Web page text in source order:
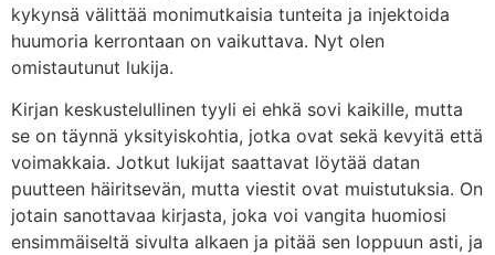
kykynsä välittää monimutkaisia tunteita ja injektoida
huumoria kerrontaan on vaikuttava. Nyt olen
omistautunut lukija.
Kirjan keskustelullinen tyyli ei ehkä sovi kaikille, mutta
se on täynnä yksityiskohtia, jotka ovat sekä kevyitä että
voimakkaia. Jotkut lukijat saattavat löytää datan
puutteen häiritsevän, mutta viestit ovat muistutuksia. On
jotain sanottavaa kirjasta, joka voi vangita huomiosi
ensimmäiseltä sivulta alkaen ja pitää sen loppuun asti, ja